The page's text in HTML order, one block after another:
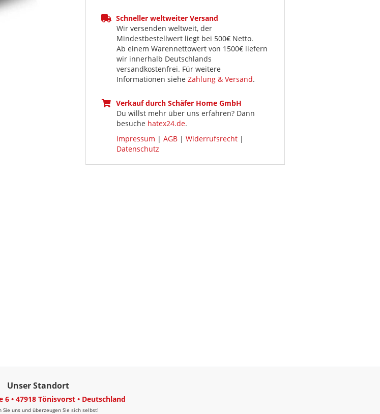
Schneller weltweiter Versand
Wir versenden weltweit, der
Mindestbestellwert liegt bei 500€ Netto.
Ab einem Warennettowert von 1500€ liefern
wir innerhalb Deutschlands
versandkostenfrei. Für weitere
Informationen siehe Zahlung & Versand.
Verkauf durch Schäfer Home GmbH
Du willst mehr über uns erfahren? Dann
besuche hatex24.de.
Impressum | AGB| Widerrufsrecht|
Datenschutz
Unser Standort
6• 47918 Tönisvorst• Deutschland
Sie uns und überzeugen Sie sich selbst!